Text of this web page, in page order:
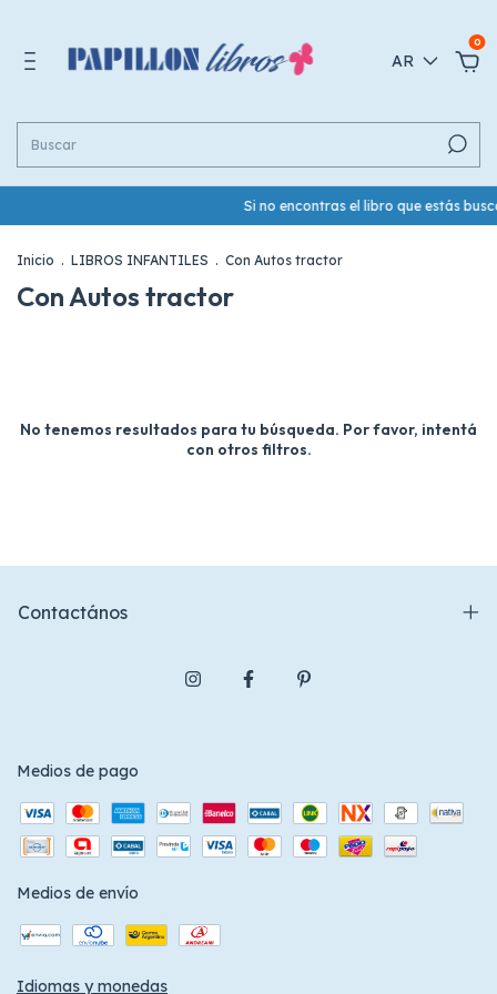
AR
0
Si no encontras el libro que estás
Inicio . LIBROS INFANTILES . Con Autos tractor
Con Autos tractor
No tenemos resultados para tu búsqueda. Por favor, intentá
con otros filtros.
Contactános
Medios de pago
Medios de envío
Idiomas y monedas